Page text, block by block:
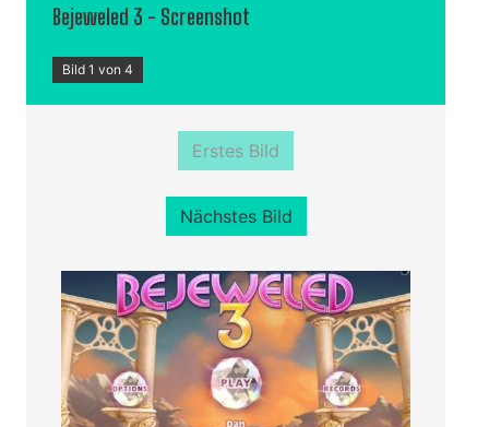
Bejeweled 3 - Screenshot
Bild 1 von 4
Erstes Bild
Nächstes Bild